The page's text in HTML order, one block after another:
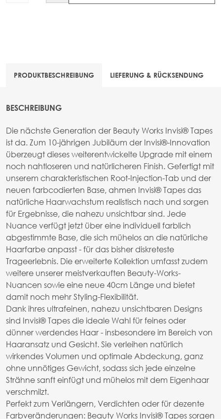
PRODUKTBESCHREIBUNG LIEFERUNG & RÜCKSENDUNG
BESCHREIBUNG
Die nächste Generation der Beauty Works Invisi® Tapes
ist da. Zum 10-jährigen Jubiläum der Invisi®-Innovation
überzeugt dieses weiterentwickelte Upgrade mit einem
noch nahtloseren und natürlicheren Finish. Gefertigt mit
unserem charakteristischen Root-Injection-Tab und der
neuen farbcodierten Base, ahmen Invisi® Tapes das
natürliche Haarwachstum realistisch nach und sorgen
für Ergebnisse, die nahezu unsichtbar sind. Jede
Nuance verfügt jetzt über eine individuell farblich
abgestimmte Base, die sich mühelos an die natürliche
Haarfarbe anpasst - für das bisher diskreteste
Trageerlebnis. Die erweiterte Kollektion umfasst zudem
weitere unserer meistverkauften Beauty-Works-
Nuancen sowie eine neue 40cm Länge und bietet
damit noch mehr Styling-Flexibilität.
Dank ihres ultrafeinen, nahezu unsichtbaren Designs
sind Invisi® Tapes die ideale Wahl für feines oder
dünner werdendes Haar - insbesondere im Bereich von
Haaransatz und Gesicht. Sie verleihen natürlich
wirkendes Volumen und optimale Abdeckung, ganz
ohne unnötiges Gewicht, sodass sich jede einzelne
Strähne sanft einfügt und mühelos mit dem Eigenhaar
verschmilzt.
Perfekt zum Verlängern, Verdichten oder für dezente
Farbveränderungen: Beauty Works Invisi® Tapes sorgen